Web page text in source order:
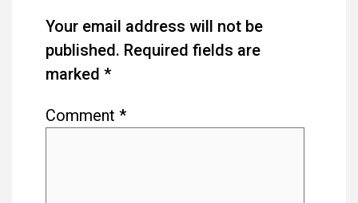
Your email address will not be
published. Required fields are
marked *
Comment *